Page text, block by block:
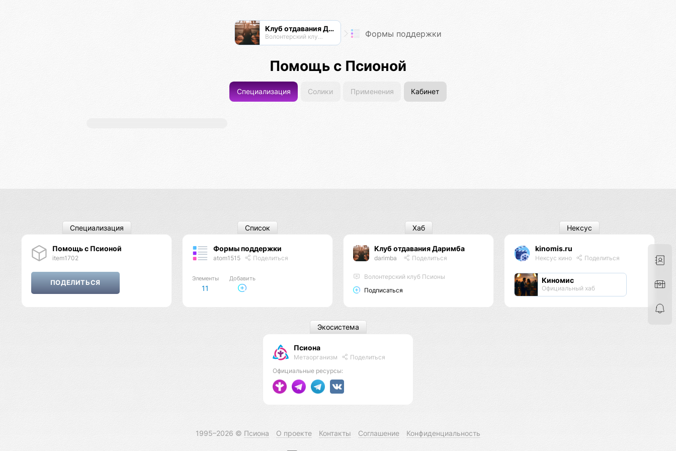
Клуб отдавания Даримба
Волонтерский клуб Псионы Формы поддержки
Помощь с Псионой
Специализация Солики Применения Кабинет
Помощь с Псионой
item1702
Специализация
Формы поддержки
atom1515 Поделиться
Элементы
11
Добавить
Список
Клуб отдавания Даримба
darimba Поделиться
Волонтерский клуб Псионы
Подписаться
Хаб
kinomis.ru
Нексус кино Поделиться
Киномис
Официальный хаб
Нексус
Псиона
Метаорганизм
Поделиться
Официальные ресурсы:
Экосистема
1995–2026 © Псиона О проекте Контакты Соглашение Конфиденциальность